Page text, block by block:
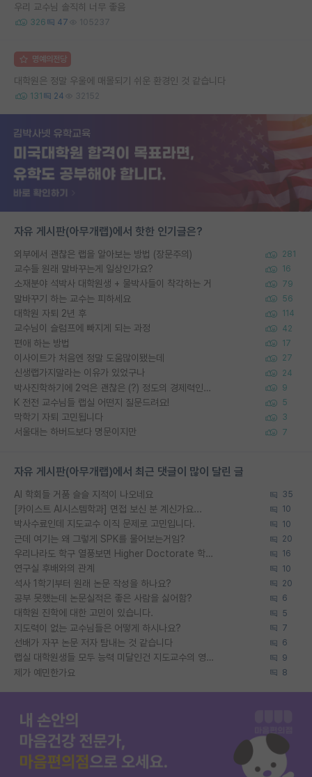
우리 교수님 솔직히 너무 좋음
326 47 105237
명예의전당
대학원은 정말 우울에 매몰되기 쉬운 환경인 것 같습니다
131 24 32152
자유 게시판(아무개랩)에서 핫한 인기글은?
외부에서 괜찮은 랩을 알아보는 방법 (장문주의) 281
교수들 원래 말바꾸는게 일상인가요? 16
소재분야 석박사 대학원생 + 물박사들이 착각하는 거 79
말바꾸기 하는 교수는 피하세요 56
대학원 자퇴 2년 후 114
교수님이 슬럼프에 빠지게 되는 과정 42
편애 하는 방법 17
이사이트가 처음엔 정말 도움많이됐는데 27
신생랩가지말라는 이유가 있었구나 24
박사진학하기에 2억은 괜찮은 (?) 정도의 경제력인가요 9
K 전전 교수님들 랩실 어떤지 질문드려요! 5
막학기 자퇴 고민됩니다 3
서울대는 하버드보다 명문이지만 7
자유 게시판(아무개랩)에서 최근 댓글이 많이 달린 글
AI 학회들 거품 슬슬 지적이 나오네요 35
[카이스트 AI시스템학과] 면접 보신 분 계신가요... 10
박사수료인데 지도교수 이직 문제로 고민입니다. 10
근데 여기는 왜 그렇게 SPK를 물어보는거임? 20
우리나라도 학구 열풍보면 Higher Doctorate 학위가 필요하다고 봅니다. 16
연구실 후배와의 관계 10
석사 1학기부터 원래 논문 작성을 하나요? 20
공부 못했는데 논문실적은 좋은 사람을 싫어함? 6
대학원 진학에 대한 고민이 있습니다. 5
지도력이 없는 교수님들은 어떻게 하시나요? 7
선배가 자꾸 논문 저자 탐내는 것 같습니다 6
랩실 대학원생들 모두 능력 미달인건 지도교수의 영향 아닌가? 9
제가 예민한가요 8